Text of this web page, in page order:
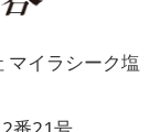
マイラシーク塩